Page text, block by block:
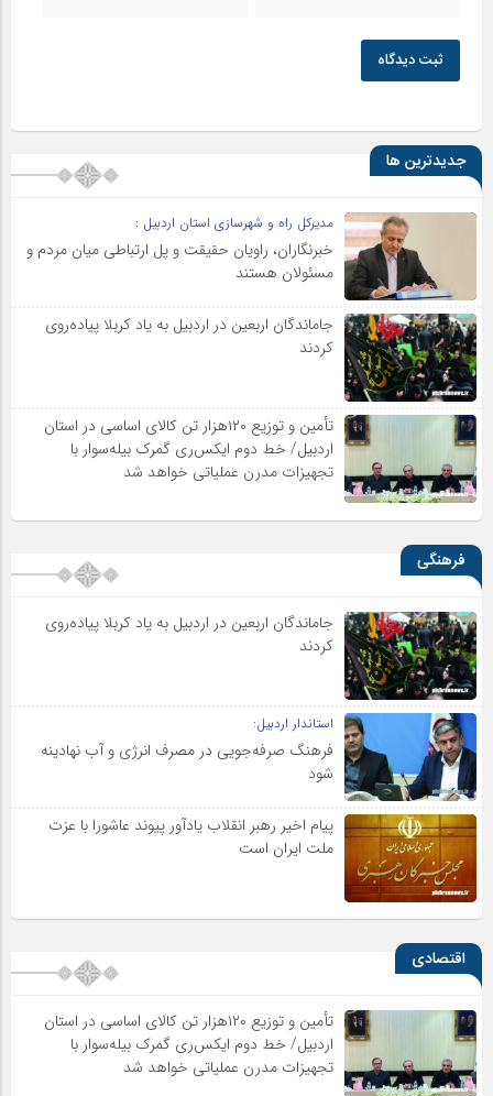
ثبت دیدگاه
جدیدترین ها
مدیرکل راه و شهرسازی استان اردبیل :
خبرنگاران، راویان حقیقت و پل ارتباطی میان مردم و
مسئولان هستند
جاماندگان اربعین در اردبیل به یاد کربلا پیاده‌روی
کردند
تأمین و توزیع ۱۲۰هزار تن کالای اساسی در استان
اردبیل/ خط دوم ایکس‌ری گمرک بیله‌سوار با
تجهیزات مدرن عملیاتی خواهد شد
فرهنگی
جاماندگان اربعین در اردبیل به یاد کربلا پیاده‌روی
کردند
استاندار اردبیل:
فرهنگ صرفه‌جویی در مصرف انرژی و آب نهادینه
شود
پیام اخیر رهبر انقلاب یادآور پیوند عاشورا با عزت
ملت ایران است
اقتصادی
تأمین و توزیع ۱۲۰هزار تن کالای اساسی در استان
اردبیل/ خط دوم ایکس‌ری گمرک بیله‌سوار با
تجهیزات مدرن عملیاتی خواهد شد